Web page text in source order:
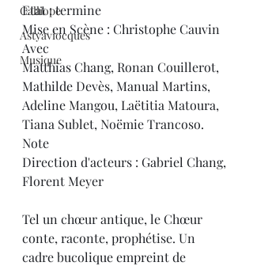
Calliope
Astyaviocques
Musique
Etat : termine
Mise en Scène : Christophe Cauvin
Avec
Matthias Chang, Ronan Couillerot,
Mathilde Devès, Manual Martins,
Adeline Mangou, Laëtitia Matoura,
Tiana Sublet, Noëmie Trancoso.
Note
Direction d'acteurs : Gabriel Chang,
Florent Meyer
Tel un chœur antique, le Chœur
conte, raconte, prophétise. Un
cadre bucolique empreint de